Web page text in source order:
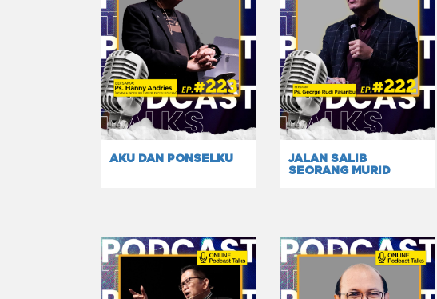
AKU DAN PONSELKU
JALAN SALIB
SEORANG MURID